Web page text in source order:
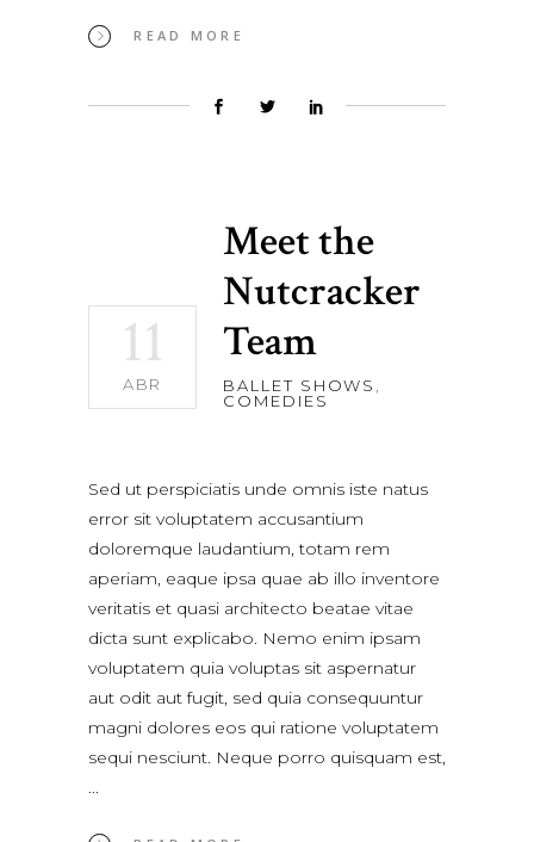
READ MORE
11
ABR
Meet the
Nutcracker
Team
BALLET SHOWS ,
COMEDIES
Sed ut perspiciatis unde omnis iste natus
error sit voluptatem accusantium
doloremque laudantium, totam rem
aperiam, eaque ipsa quae ab illo inventore
veritatis et quasi architecto beatae vitae
dicta sunt explicabo. Nemo enim ipsam
voluptatem quia voluptas sit aspernatur
aut odit aut fugit, sed quia consequuntur
magni dolores eos qui ratione voluptatem
sequi nesciunt. Neque porro quisquam est,